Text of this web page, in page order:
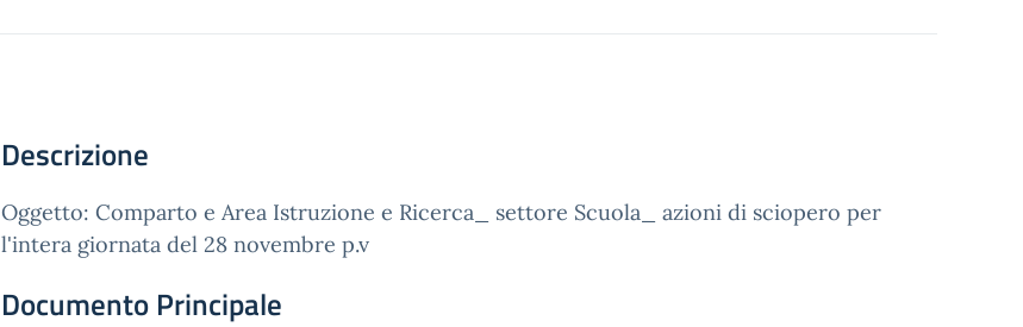
Descrizione
Oggetto: Comparto e Area Istruzione e Ricerca_ settore Scuola_ azioni di sciopero per
l'intera giornata del 28 novembre p.v
Documento Principale